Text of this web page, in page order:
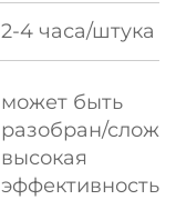
2-4 часа/штука
может быть
разобран/
высокая
эффективность